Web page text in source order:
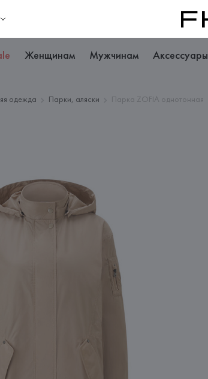
Женщинам Мужчинам Аксессуары
одежда Парки, аляски Парка ZOFIA однотонная